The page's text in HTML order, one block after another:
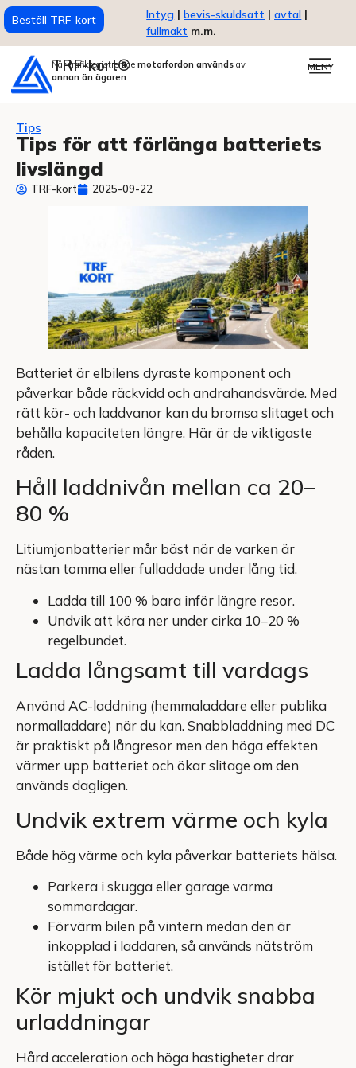
Beställ TRF-kort Intyg | bevis-skuldsatt | avtal |
fullmakt m.m.
TRF-kort®
När trafikregistrerade motorfordon används av
annan än ägaren
MENY
Tips
Tips för att förlänga batteriets
livslängd
TRF-kort 2025-09-22
Batteriet är elbilens dyraste komponent och
påverkar både räckvidd och andrahandsvärde. Med
rätt kör- och laddvanor kan du bromsa slitaget och
behålla kapaciteten längre. Här är de viktigaste
råden.
Håll laddnivån mellan ca 20–
80 %
Litiumjonbatterier mår bäst när de varken är
nästan tomma eller fulladdade under lång tid.
Ladda till 100 % bara inför längre resor.
Undvik att köra ner under cirka 10–20 %
regelbundet.
Ladda långsamt till vardags
Använd AC-laddning (hemmaladdare eller publika
normalladdare) när du kan. Snabbladdning med DC
är praktiskt på långresor men den höga effekten
värmer upp batteriet och ökar slitage om den
används dagligen.
Undvik extrem värme och kyla
Både hög värme och kyla påverkar batteriets hälsa.
Parkera i skugga eller garage varma
sommardagar.
Förvärm bilen på vintern medan den är
inkopplad i laddaren, så används nätström
istället för batteriet.
Kör mjukt och undvik snabba
urladdningar
Hård acceleration och höga hastigheter drar